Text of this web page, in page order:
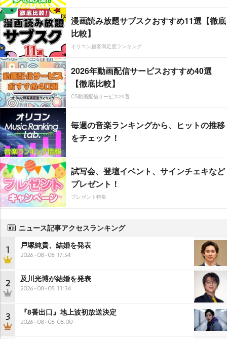
漫画読み放題サブスクおすすめ11選【徹底
比較】
オリコン顧客満足度ランキング
2026年動画配信サービスおすすめ40選
【徹底比較】
CS動画配信サービス20選
毎週の音楽ランキングから、ヒットの推移
をチェック！
試写会、登壇イベント、サインチェキなど
プレゼント！
プレゼント特集
ニュース記事アクセスランキング
1 戸塚純貴、結婚を発表
2026-08-08 17:54
2 及川光博が結婚を発表
2026-08-08 11:34
3 『8番出口』地上波初放送決定
2026-08-08 08:00